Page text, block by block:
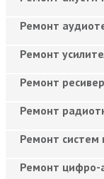
Ремонт
Ремонт
Ремонт
Ремонт
Ремонт систем
Ремонт цифро-